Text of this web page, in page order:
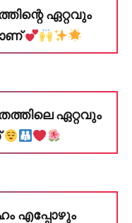
ഏറ്റവും
ഏറ്റവും
എപ്പോഴും